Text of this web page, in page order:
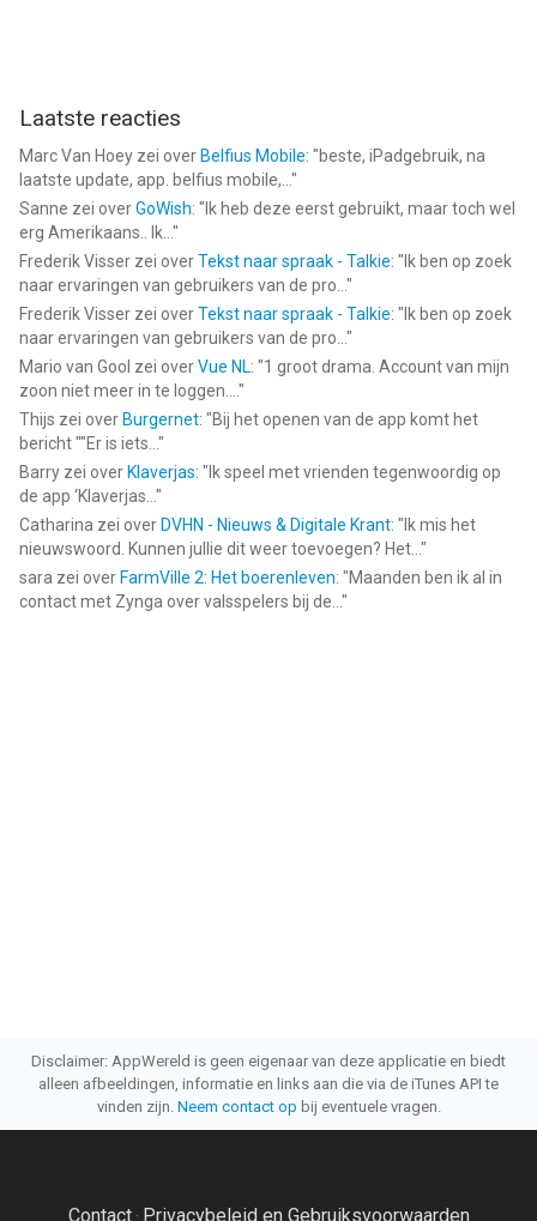
Laatste reacties
Marc Van Hoey zei over Belfius Mobile: "beste, iPadgebruik, na
laatste update, app. belfius mobile,... "
Sanne zei overGoWish: " Ik heb deze eerst gebruikt, maar toch wel
erg Amerikaans.. Ik... "
Frederik Visser zei overTekst naar spraak - Talkie: " Ik ben op zoek
naar ervaringen van gebruikers van de pro... "
Frederik Visser zei overTekst naar spraak - Talkie: " Ik ben op zoek
naar ervaringen van gebruikers van de pro... "
Mario van Gool zei overVue NL: "1 groot drama. Account van mijn
zoon niet meer in te loggen.... "
Thijs zei over Burgernet: "Bij het openen van de app komt het
bericht ""Er is iets... "
Barry zei over Klaverjas: " Ik speel met vrienden tegenwoordig op
de app ‘Klaverjas... "
Catharina zei over DVHN - Nieuws & Digitale Krant: " Ik mis het
nieuwswoord. Kunnen jullie dit weer toevoegen? Het... "
sara zei over FarmVille 2: Het boerenleven: "Maanden ben ik al in
contact met Zynga over valsspelers bij de... "
Disclaimer: AppWereld is geen eigenaar van deze applicatie en biedt
alleen afbeeldingen, informatie en links aan die via de iTunes API te
vinden zijn. Neem contact op bij eventuele vragen.
Contact· Privacybeleid en Gebruiksvoorwaarden